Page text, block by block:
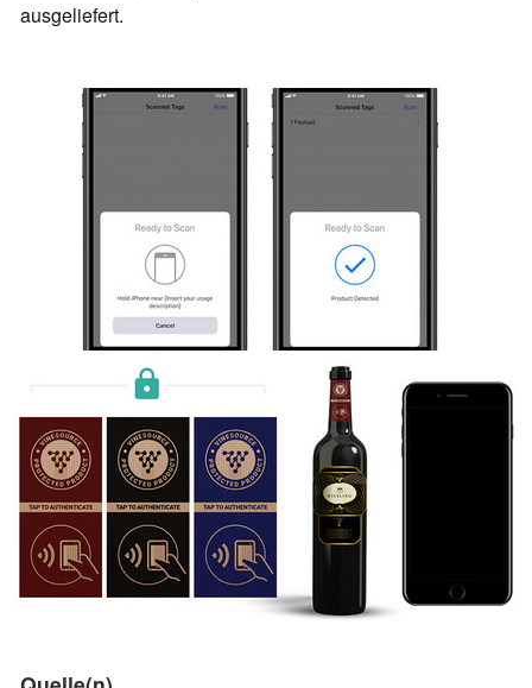
ausgeliefert.